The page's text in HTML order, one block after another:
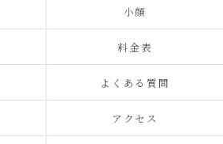
小顔
料金表
よくある質問
アクセス